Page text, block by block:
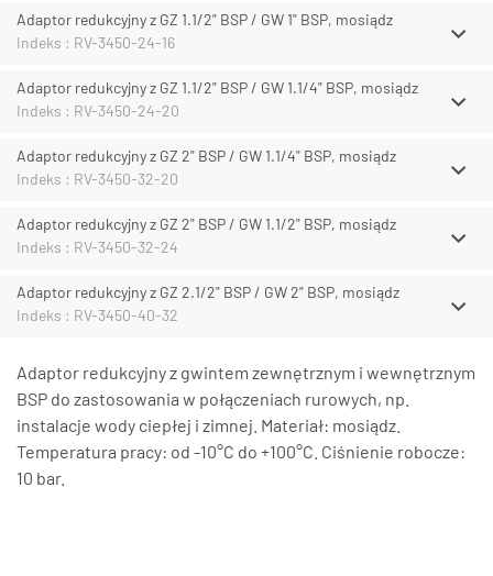
Adaptor redukcyjny z GZ 1.1/2" BSP / GW 1" BSP, mosiądz
Indeks : RV-3450-24-16
Adaptor redukcyjny z GZ 1.1/2" BSP / GW 1.1/4" BSP, mosiądz
Indeks : RV-3450-24-20
Adaptor redukcyjny z GZ 2" BSP / GW 1.1/4" BSP, mosiądz
Indeks : RV-3450-32-20
Adaptor redukcyjny z GZ 2" BSP / GW 1.1/2" BSP, mosiądz
Indeks : RV-3450-32-24
Adaptor redukcyjny z GZ 2.1/2" BSP / GW 2" BSP, mosiądz
Indeks : RV-3450-40-32
Adaptor redukcyjny z gwintem zewnętrznym i wewnętrznym
BSP do zastosowania w połączeniach rurowych, np.
instalacje wody ciepłej i zimnej. Materiał: mosiądz.
Temperatura pracy: od -10°C do +100°C. Ciśnienie robocze:
10 bar.